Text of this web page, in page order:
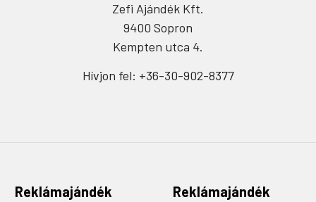
Zefi Ajándék Kft.
9400 Sopron
Kempten utca 4.
Hívjon fel: +36-30-902-8377
Reklámajándék
Reklámajándék